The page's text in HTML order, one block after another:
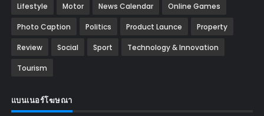
Lifestyle Motor News Calendar Online Games
Photo Caption Politics Product Launce Property
Review Social Sport Technology & Innovation
Tourism
แบนเนอร์โฆษณา